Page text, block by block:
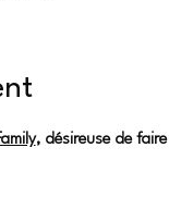
, désireuse de